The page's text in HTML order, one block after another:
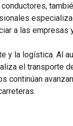
a las empresas
y la logística. Al
el transporte
continúan